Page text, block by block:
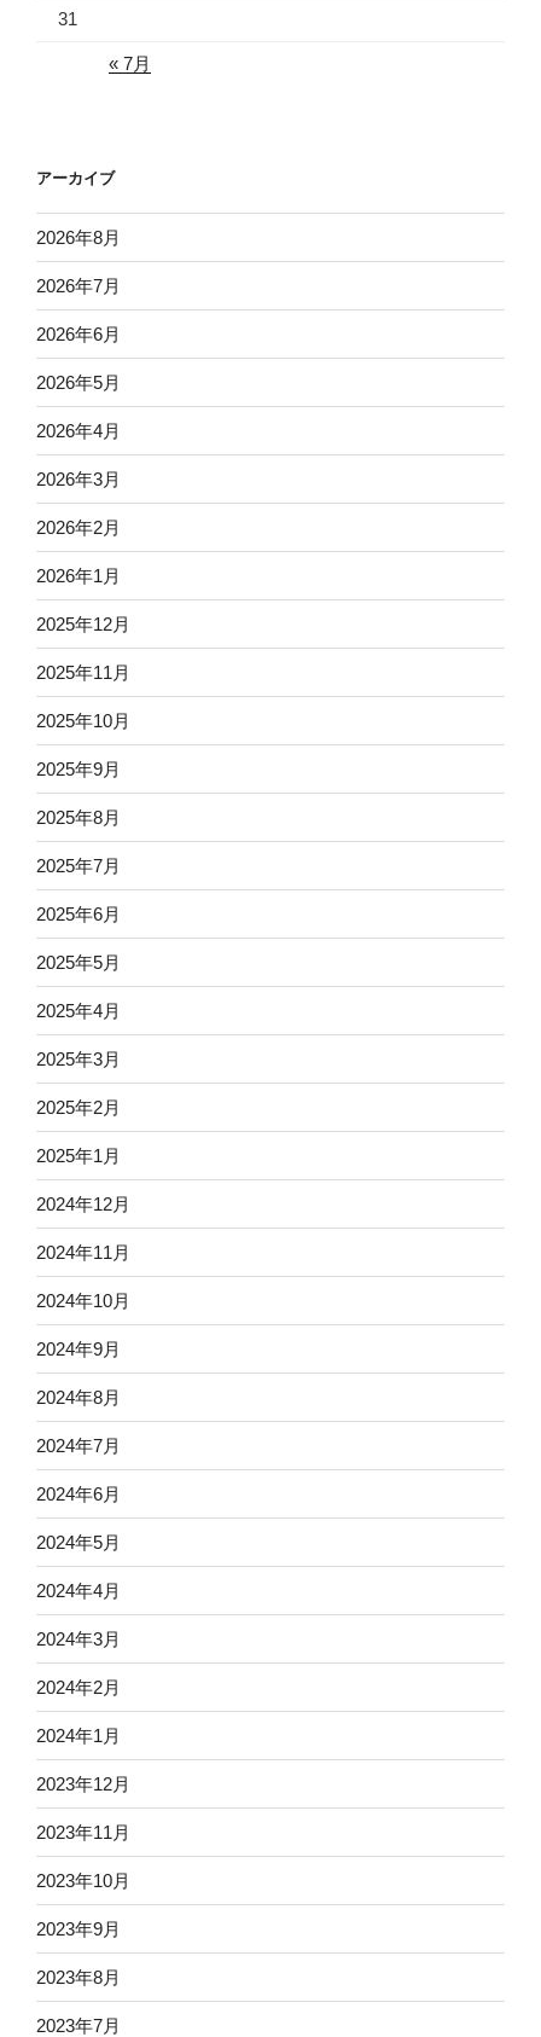
31
« 7月
アーカイブ
2026年8月
2026年7月
2026年6月
2026年5月
2026年4月
2026年3月
2026年2月
2026年1月
2025年12月
2025年11月
2025年10月
2025年9月
2025年8月
2025年7月
2025年6月
2025年5月
2025年4月
2025年3月
2025年2月
2025年1月
2024年12月
2024年11月
2024年10月
2024年9月
2024年8月
2024年7月
2024年6月
2024年5月
2024年4月
2024年3月
2024年2月
2024年1月
2023年12月
2023年11月
2023年10月
2023年9月
2023年8月
2023年7月